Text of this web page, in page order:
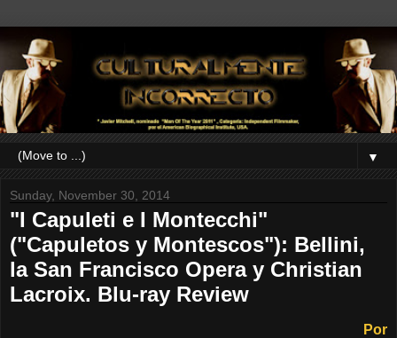
▼
Sunday, November 30, 2014
"I Capuleti e I Montecchi"
("Capuletos y Montescos"): Bellini,
la San Francisco Opera y Christian
Lacroix. Blu-ray Review
Por